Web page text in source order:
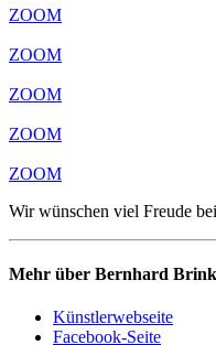
ZOOM
ZOOM
ZOOM
ZOOM
ZOOM
Wir wünschen viel Freude
Mehr über Bernhard Brink
Künstlerwebseite
Facebook-Seite